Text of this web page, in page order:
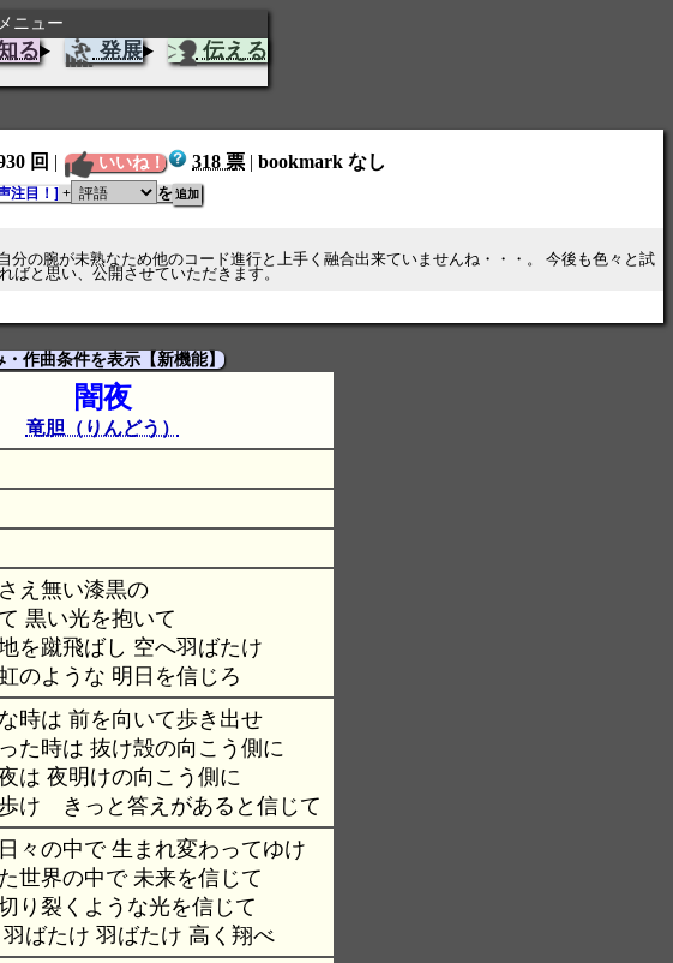
ニュー
る 発展 伝える
回 | いいね！ 318 票 | bookmark なし
注目！] + を
の腕が未熟なため他のコード進行と上手く融合出来ていませんね・・・。 今後も色々と試
ばと思い、公開させていただきます。
・作曲条件を表示【新機能】
闇夜
竜胆（りんどう）
え無い漆黒の
黒い光を抱いて
を蹴飛ばし 空へ羽ばたけ
のような 明日を信じろ
時は 前を向いて歩き出せ
た時は 抜け殻の向こう側に
は 夜明けの向こう側に
け きっと答えがあると信じて
々の中で 生まれ変わってゆけ
世界の中で 未来を信じて
り裂くような光を信じて
ばたけ 羽ばたけ 高く翔べ